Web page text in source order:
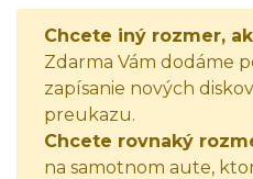
ALFA ROMEO 146, 146
T.S. L, 1996
Chcete iný rozmer,
Zdarma Vám dodáme
zapísanie nových
preukazu.
Chcete rovnaký
na samotnom aute,